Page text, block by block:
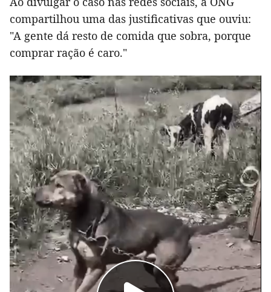
compartilhou uma das justificativas que ouviu:
"A gente dá resto de comida que sobra, porque
comprar ração é caro."